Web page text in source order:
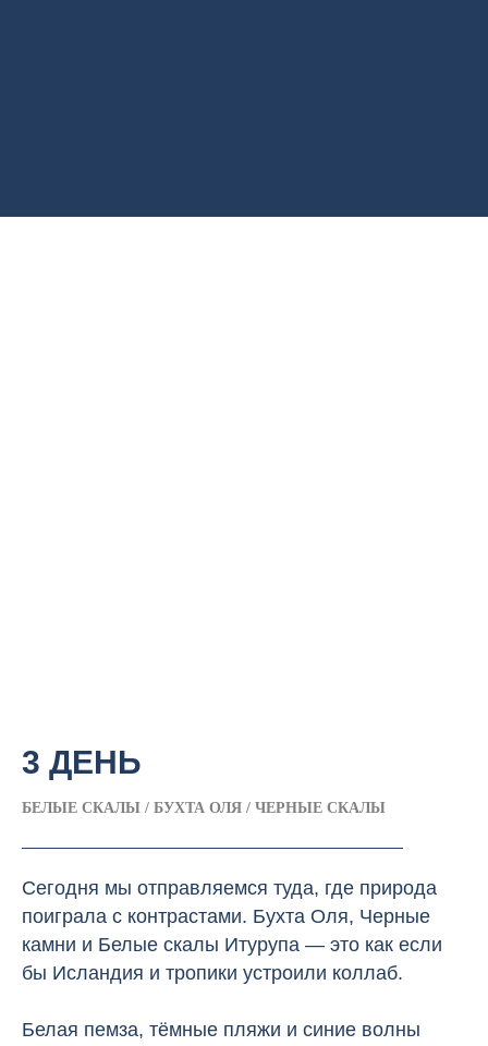
3 ДЕНЬ
БЕЛЫЕ СКАЛЫ / БУХТА ОЛЯ / ЧЕРНЫЕ СКАЛЫ
Сегодня мы отправляемся туда, где природа
поиграла с контрастами. Бухта Оля, Черные
камни и Белые скалы Итурупа — это как если
бы Исландия и тропики устроили коллаб.
Белая пемза, тёмные пляжи и синие волны